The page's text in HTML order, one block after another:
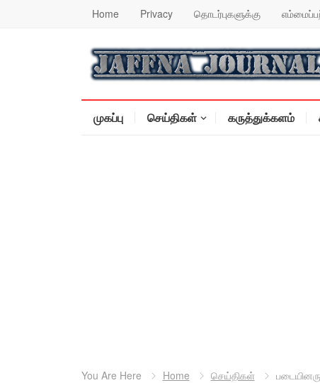
Home Privacy தொடர்புகளுக்கு
முகப்பு செய்திகள் கருத்துக்களம்
You Are Here Home செய்திகள்